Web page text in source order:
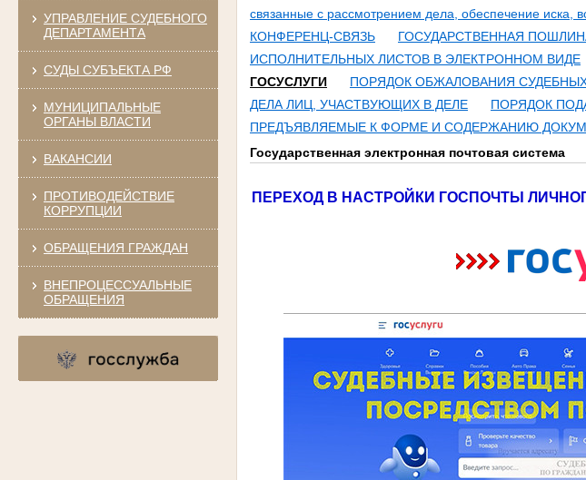
УПРАВЛЕНИЕ СУДЕБНОГО
ДЕПАРТАМЕНТА
СУДЫ СУБЪЕКТА РФ
МУНИЦИПАЛЬНЫЕ
ОРГАНЫ ВЛАСТИ
ВАКАНСИИ
ПРОТИВОДЕЙСТВИЕ
КОРРУПЦИИ
ОБРАЩЕНИЯ ГРАЖДАН
ВНЕПРОЦЕССУАЛЬНЫЕ
ОБРАЩЕНИЯ
связанные с рассмотрением дела, обеспечение иска,
КОНФЕРЕНЦ-СВЯЗЬ
ГОСУДАРСТВЕННАЯ
ИСПОЛНИТЕЛЬНЫХ ЛИСТОВ В ЭЛЕКТРОННОМ ВИДЕ
ГОСУСЛУГИ
ПОРЯДОК ОБЖАЛОВАНИЯ
ДЕЛА ЛИЦ, УЧАСТВУЮЩИХ В ДЕЛЕ
ПОРЯДОК
ПРЕДЪЯВЛЯЕМЫЕ К ФОРМЕ И СОДЕРЖАНИЮ
Государственная электронная почтовая система
ПЕРЕХОД В НАСТРОЙКИ ГОСПОЧТЫ